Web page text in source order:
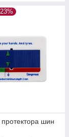
протектора шин